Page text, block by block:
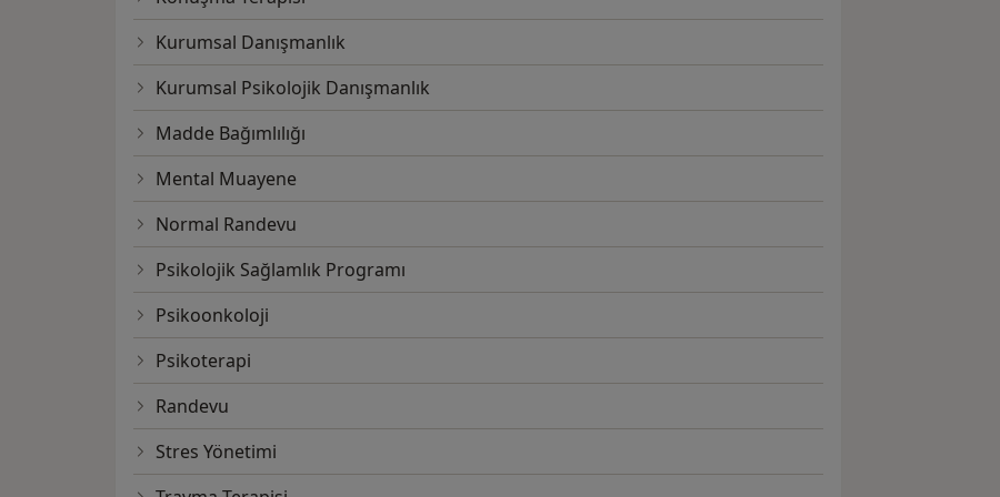
Kurumsal Danışmanlık
Kurumsal Psikolojik Danışmanlık
Madde Bağımlılığı
Mental Muayene
Normal Randevu
Psikolojik Sağlamlık Programı
Psikoonkoloji
Psikoterapi
Randevu
Stres Yönetimi